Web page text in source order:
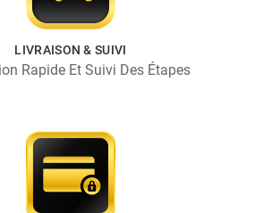
LIVRAISON & SUIVI
Rapide Et Suivi Des Étapes